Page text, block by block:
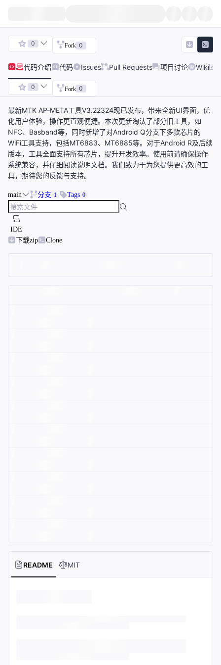
0 Fork 0
代码介绍 代码 Issues Pull Requests 项目讨论 Wiki
0 Fork 0
最新MTK AP-META工具V3.22324现已发布，带来全新UI界面，优
化用户体验，操作更直观便捷。本次更新淘汰了部分旧工具，如
NFC、Basband等，同时新增了对Android Q分支下多款芯片的
WiFi工具支持，包括MT6883、MT6885等。对于Android R及后续
版本，工具全面支持所有芯片，提升开发效率。使用前请确保操作
系统兼容，并仔细阅读说明文档。我们致力于为您提供更高效的工
具，期待您的反馈与支持。
main 分支 1 Tags 0
IDE
下载zip
Clone
README MIT